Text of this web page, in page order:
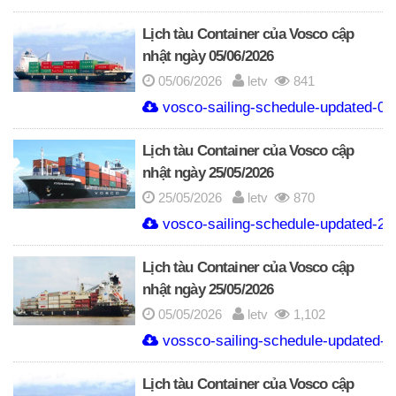
Lịch tàu Container của Vosco cập
nhật ngày 05/06/2026
05/06/2026 letv 841
vosco-sailing-schedule-updated-
Lịch tàu Container của Vosco cập
nhật ngày 25/05/2026
25/05/2026 letv 870
vosco-sailing-schedule-updated-
Lịch tàu Container của Vosco cập
nhật ngày 25/05/2026
05/05/2026 letv 1,102
vossco-sailing-schedule-updated-
Lịch tàu Container của Vosco cập